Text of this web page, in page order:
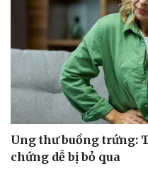
Tư vấn
Săn Tour
Ung thư buồng trứng:
chứng dễ bị bỏ qua